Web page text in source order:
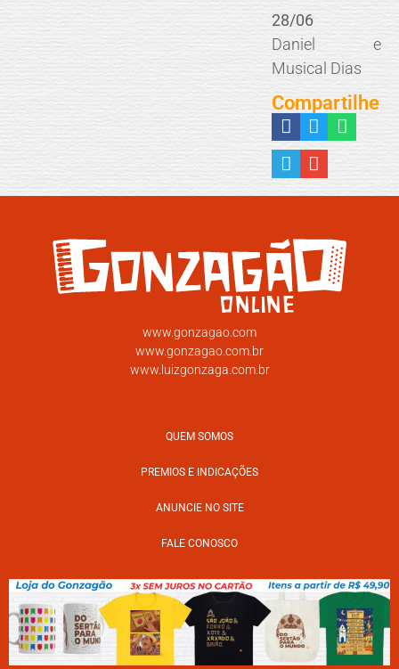
28/06
Daniel e
Musical Dias
Compartilhe
www.gonzagao.com
www.gonzagao.com.br
www.luizgonzaga.com.br
QUEM SOMOS
PREMIOS E INDICAÇÕES
ANUNCIE NO SITE
FALE CONOSCO